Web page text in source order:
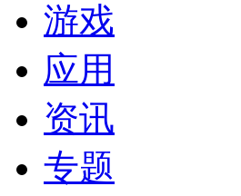
游戏
应用
资讯
专题